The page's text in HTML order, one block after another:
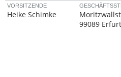
VORSITZENDE
Heike Schimke
99089 Erfurt